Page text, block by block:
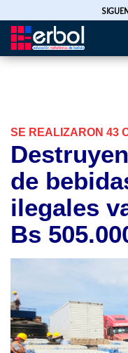
Pasar
SE REALIZARON 43
de
ilegales
Bs